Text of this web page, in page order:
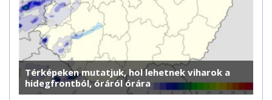
Térképeken mutatjuk, hol lehetnek viharok a
hidegfrontból, óráról órára